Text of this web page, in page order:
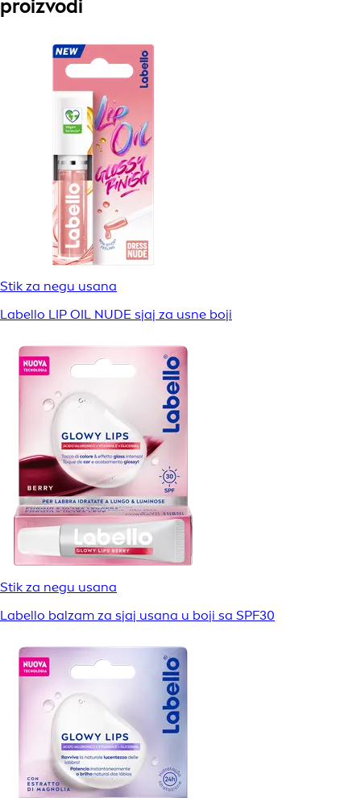
proizvodi
Stik za negu usana
Labello LIP OIL NUDE sjaj za usne boji
Stik za negu usana
Labello balzam za sjaj usana u boji sa SPF30